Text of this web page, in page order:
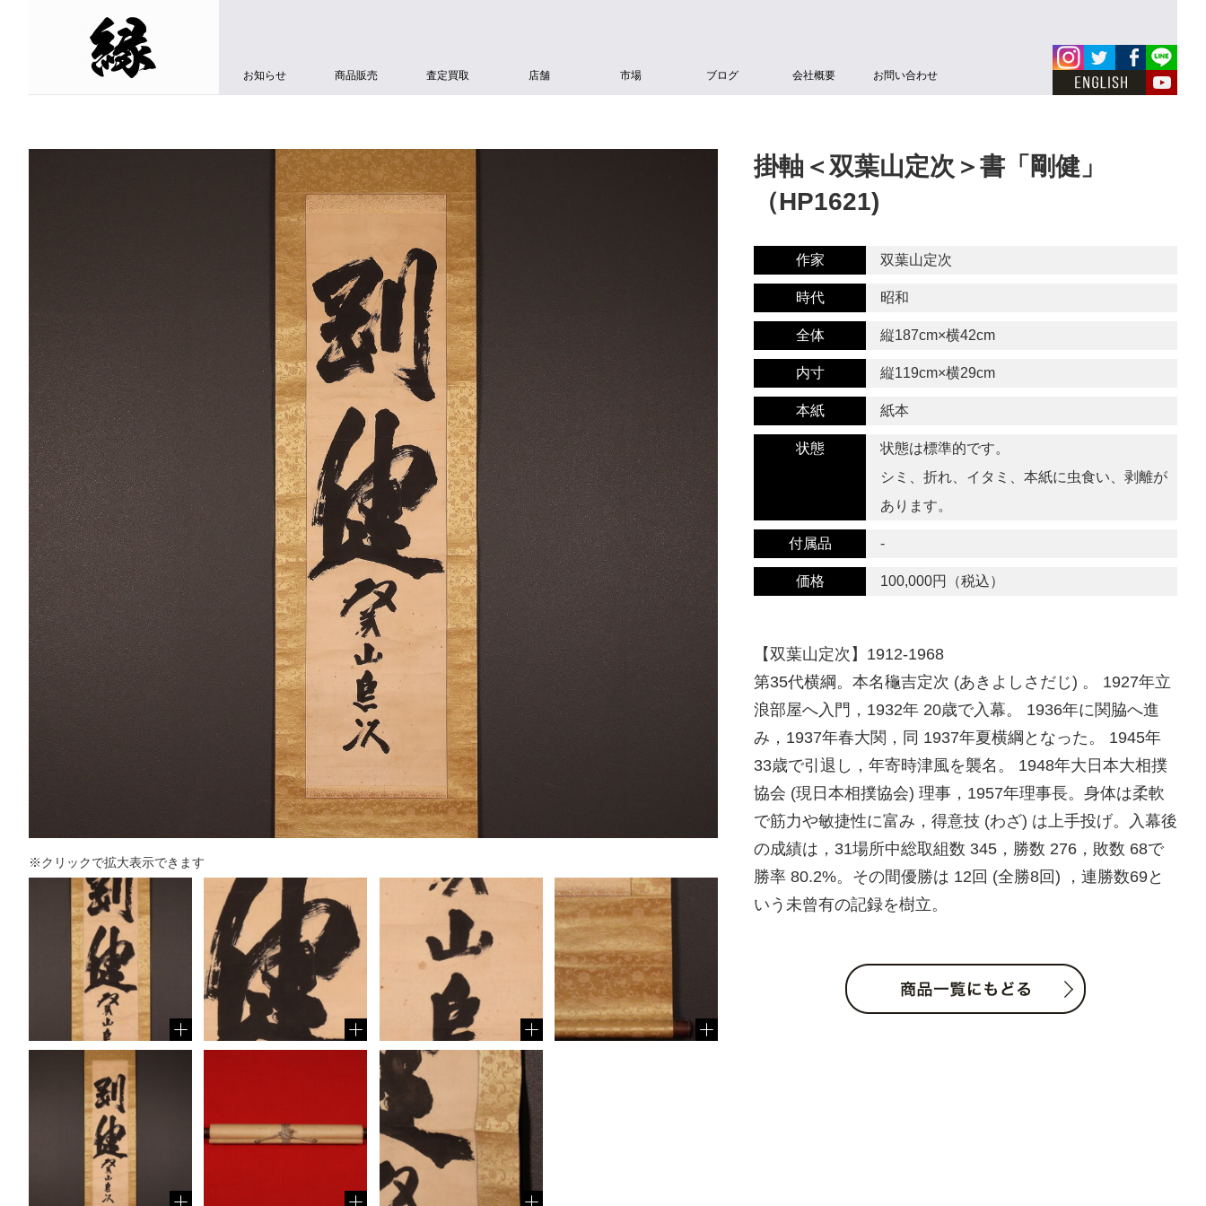
お知らせ 商品販売 査定買取 店舗 市場 ブログ 会社概要 お問い合わせ
※クリックで拡大表示できます
掛軸＜双葉山定次＞書「剛健」
（HP1621)
作家 双葉山定次
時代 昭和
全体 縦187cm×横42cm
内寸 縦119cm×横29cm
本紙 紙本
状態
状態は標準的です。
シミ、折れ、イタミ、本紙に虫食い、剥離が
あります。
付属品 -
価格 100,000円（税込）
【双葉山定次】1912-1968
第35代横綱。本名龝吉定次 (あきよしさだじ) 。 1927年立
浪部屋へ入門，1932年 20歳で入幕。 1936年に関脇へ進
み，1937年春大関，同 1937年夏横綱となった。 1945年
33歳で引退し，年寄時津風を襲名。 1948年大日本大相撲
協会 (現日本相撲協会) 理事，1957年理事長。身体は柔軟
で筋力や敏捷性に富み，得意技 (わざ) は上手投げ。入幕後
の成績は，31場所中総取組数 345，勝数 276，敗数 68で
勝率 80.2%。その間優勝は 12回 (全勝8回) ，連勝数69と
いう未曾有の記録を樹立。